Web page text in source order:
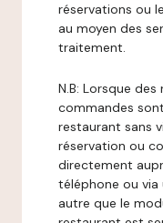
réservations ou
au moyen des
traitement.
N.B: Lorsque
commandes
restaurant sans
réservation ou
directement
téléphone ou via
autre que le